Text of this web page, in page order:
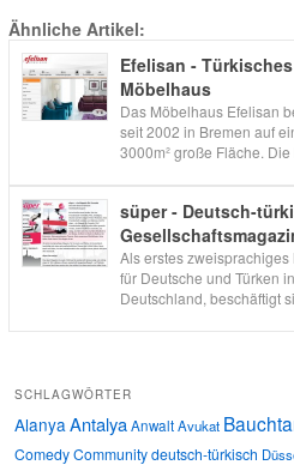
Ähnliche Artikel:
Efelisan - Türkisches
Möbelhaus
Das Möbelhaus Efelisan
seit 2002 in Bremen auf
3000m² große Fläche. Die
süper - Deutsch-
Als erstes zweisprachiges
für Deutsche und Türken in
Deutschland, beschäftigt
SCHLAGWÖRTER
Alanya AntalyaAnwaltAvukat
ComedyCommunitydeutsch-türkisch